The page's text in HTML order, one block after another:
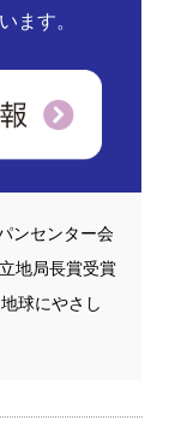
ます。
ンセンター会
地局長賞受賞
地球にやさし